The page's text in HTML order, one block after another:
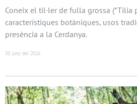
Coneix el til·ler de fulla grossa (*Tilia
característiques botàniques, usos
presència a la Cerdanya.
30 juny del 2026